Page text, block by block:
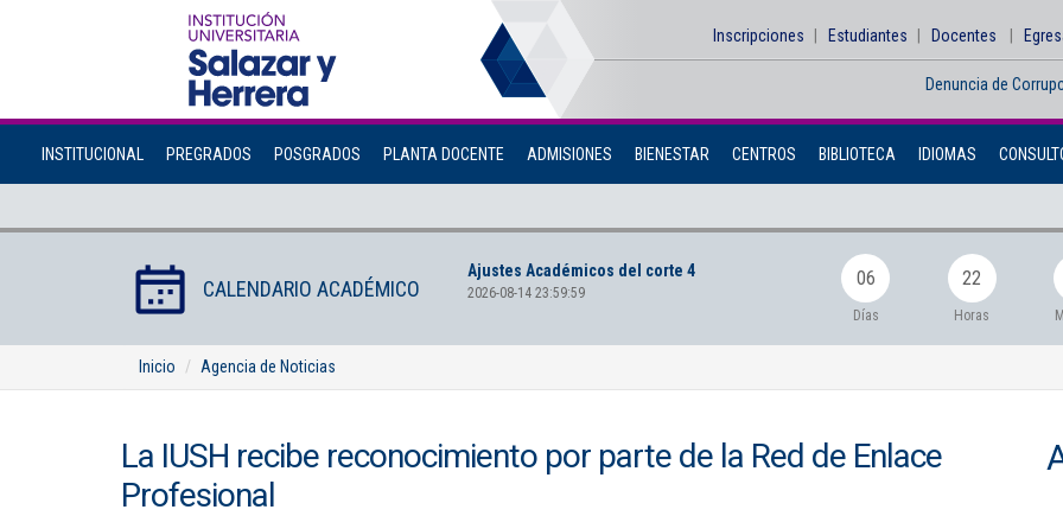
Inscripciones Estudiantes Docentes
Denuncia de
INSTITUCIONAL PREGRADOS POSGRADOS PLANTA DOCENTE ADMISIONES BIENESTAR CENTROS BIBLIOTECA IDIOMAS
CALENDARIO ACADÉMICO
Ajustes Académicos del corte 4
2026-08-14 23:59:59
06
Días
22
Horas
Inicio Agencia de Noticias
La IUSH recibe reconocimiento por parte de la Red de Enlace
Profesional